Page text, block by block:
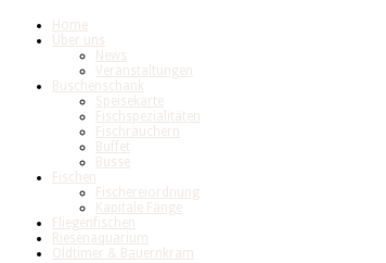
Home
Über uns
News
Veranstaltungen
Buschenschank
Speisekarte
Fischspezialitäten
Fischräuchern
Buffet
Busse
Fischen
Fischereiordnung
Kapitale Fänge
Fliegenfischen
Riesenaquarium
Oldtimer & Bauernkram